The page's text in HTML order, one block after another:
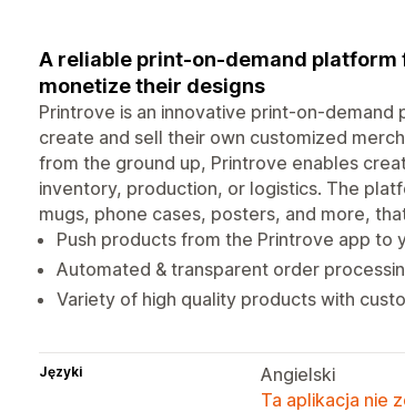
A reliable print-on-demand
monetize their designs
Printrove is an innovative print-on-
create and sell their own customized
from the ground up, Printrove enables
inventory, production, or logistics. The
mugs, phone cases, posters, and more,
Push products from the Printrove app to
Automated & transparent order
Variety of high quality products with
Języki
Angielski
Ta aplikacja nie